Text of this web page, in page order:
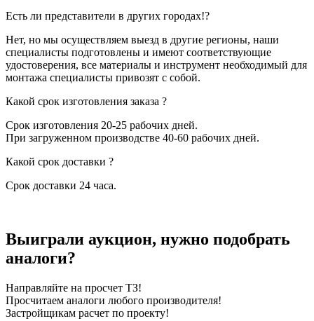
Есть ли представители в других городах!?
Нет, но мы осуществляем выезд в другие регионы, наши
специалисты подготовлены и имеют соответствующие
удостоверения, все материалы и инструмент необходимый для
монтажа специалисты привозят с собой.
Какой срок изготовления заказа ?
Срок изготовления 20-25 рабочих дней.
При загруженном производстве 40-60 рабочих дней.
Какой срок доставки ?
Срок доставки 24 часа.
Выиграли аукцион, нужно подобрать
аналоги?
Направляйте на просчет ТЗ!
Просчитаем аналоги любого производителя!
Застройщикам расчет по проекту!